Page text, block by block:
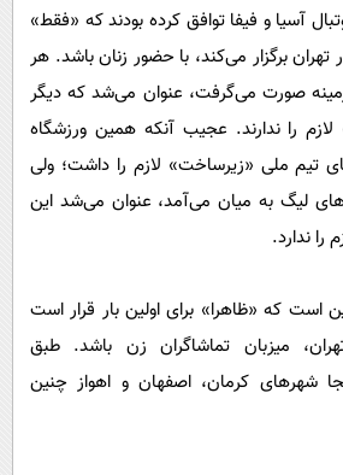
آسیا و فیفا توافق کرده بودند که «فقط»
برگزار می‌کند، با حضور زنان باشد. هر
صورت می‌گرفت، عنوان می‌شد که دیگر
را ندارند. عجیب آنکه همین ورزشگاه
تیم ملی «زیرساخت» لازم را داشت؛ ولی
لیگ به میان می‌آمد، عنوان می‌شد این
ندارد.
که «ظاهرا» برای اولین بار قرار است
میزبان تماشاگران زن باشد. طبق
شهر‌های کرمان، اصفهان و اهواز چنین